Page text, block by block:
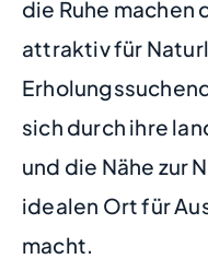
die Ruhe machen
attraktiv für
sich durch ihre
und die Nähe zur
idealen Ort für
macht.